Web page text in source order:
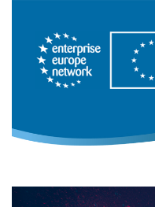
Enterprise Europe Network